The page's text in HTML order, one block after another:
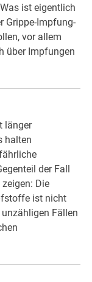
ist eigentlich
Grippe-Impfung-
vor allem
über Impfungen
länger
halten
der Fall
Die
ist nicht
Fällen